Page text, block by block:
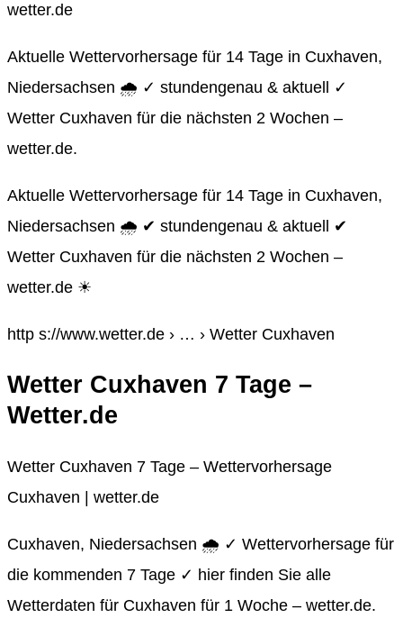
wetter.de
Aktuelle Wettervorhersage für 14 Tage in Cuxhaven,
Niedersachsen 🌧️ ✓ stundengenau & aktuell ✓
Wetter Cuxhaven für die nächsten 2 Wochen –
wetter.de.
Aktuelle Wettervorhersage für 14 Tage in Cuxhaven,
Niedersachsen 🌧️ ✔ stundengenau & aktuell ✔
Wetter Cuxhaven für die nächsten 2 Wochen –
wetter.de ☀
http s://www.wetter.de › … › Wetter Cuxhaven
Wetter Cuxhaven 7 Tage –
Wetter.de
Wetter Cuxhaven 7 Tage – Wettervorhersage
Cuxhaven | wetter.de
Cuxhaven, Niedersachsen 🌧️ ✓ Wettervorhersage für
die kommenden 7 Tage ✓ hier finden Sie alle
Wetterdaten für Cuxhaven für 1 Woche – wetter.de.